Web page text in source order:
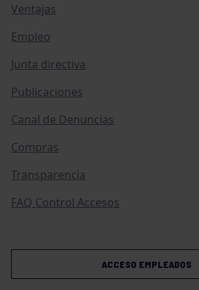
Ventajas
Empleo
Junta directiva
Publicaciones
Canal de Denuncias
Compras
Transparencia
FAQ Control Accesos
ACCESO EMPLEADOS